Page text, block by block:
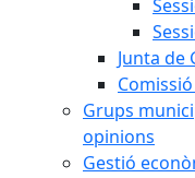
Junta de
Grups
opinions
Gestió